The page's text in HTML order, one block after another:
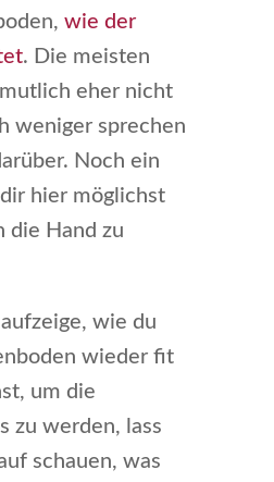
wie der
. Die meisten
eher nicht
weniger sprechen
Noch ein
hier möglichst
die Hand zu
wie du
wieder fit
um die
zu werden, lass
schauen, was